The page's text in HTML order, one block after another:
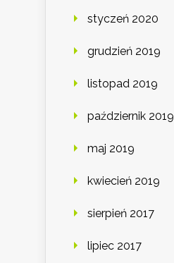
styczeń 2020
grudzień 2019
listopad 2019
październik 2019
maj 2019
kwiecień 2019
sierpień 2017
lipiec 2017